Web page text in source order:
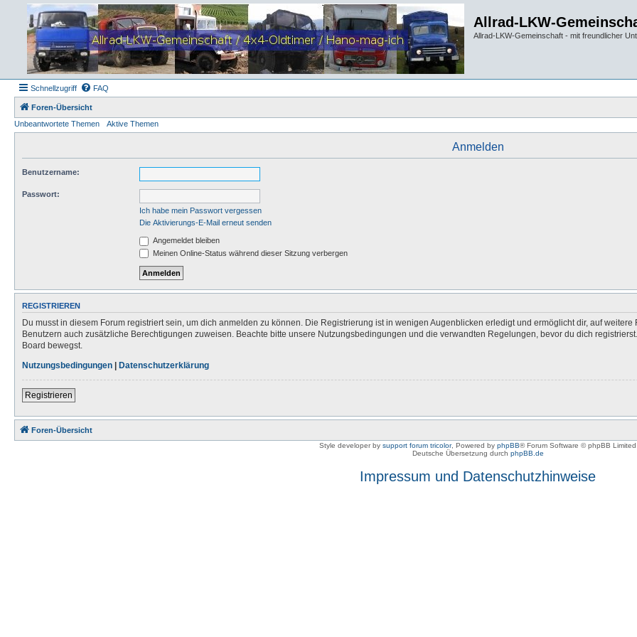
Allrad-LKW-
Allrad-LKW-Gemeinschaft - mit freundlicher
Schnellzugriff FAQ
Foren-Übersicht
Unbeantwortete Themen
Aktive Themen
Anmelden
Benutzername:
Passwort:
Ich habe mein Passwort vergessen
Die Aktivierungs-E-Mail erneut senden
Angemeldet bleiben
Meinen Online-Status während dieser Sitzung verbergen
REGISTRIEREN
Du musst in diesem Forum registriert sein, um dich anmelden zu können. Die Registrierung ist in wenigen Augenblicken erledigt und ermöglicht dir, auf
Benutzern auch zusätzliche Berechtigungen zuweisen. Beachte bitte unsere Nutzungsbedingungen und die verwandten Regelungen, bevor du dich
Board bewegst.
Nutzungsbedingungen | Datenschutzerklärung
Registrieren
Foren-Übersicht
Style developer by support forum tricolor, Powered by phpBB® Forum Software © phpBB Limited
Deutsche Übersetzung durch phpBB.de
Impressum und Datenschutzhinweise